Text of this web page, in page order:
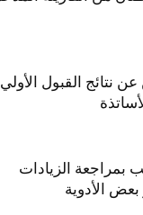
عن نتائج القبول الأولي
بمراجعة الزيادات
الأدوية